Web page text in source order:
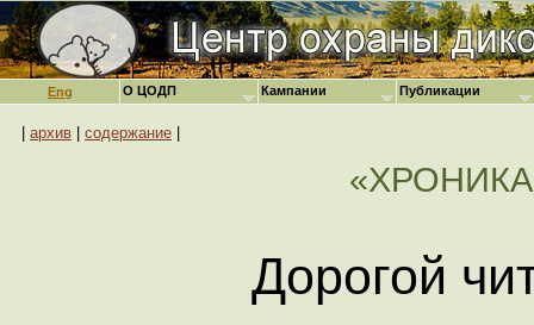
Eng
архив содержание
Дорогой
О ЦОДП Кампании Публикации